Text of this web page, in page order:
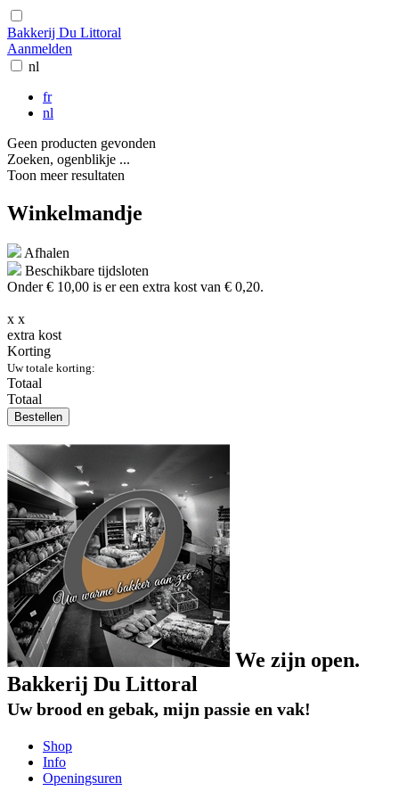
Bakkerij Du Littoral
Aanmelden
nl
fr
nl
Geen producten gevonden
Zoeken, ogenblikje ...
Toon meer resultaten
Winkelmandje
Afhalen
Beschikbare tijdsloten
Onder € 10,00 is er een extra kost van € 0,20.
x x
extra kost
Korting
Uw totale korting:
Totaal
Totaal
Bestellen
We zijn open.
Bakkerij Du Littoral
Uw brood en gebak, mijn passie en vak!
Shop
Info
Openingsuren